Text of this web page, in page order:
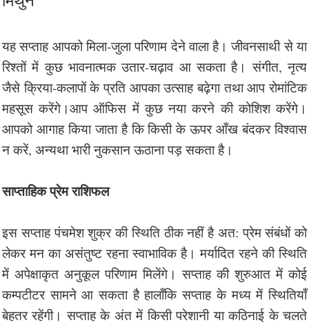
यह सप्ताह आपको मिला-जुला परिणाम देने वाला है। जीवनसाथी से या
रिश्तों में कुछ भावनात्मक उतार-चढ़ाव आ सकता है। संगीत, नृत्य
जैसे क्रिया-कलापों के प्रति आपका उत्साह बढ़ेगा तथा आप रोमांटिक
महसूस करेंगे।आप ऑफिस में कुछ नया करने की कोशिश करेंगे।
आपको आगाह किया जाता है कि किसी के ऊपर आँख बंदकर विश्वास
न करें, अन्यथा भारी नुकसान ऊठाना पड़ सकता है।
साप्ताहिक प्रेम राशिफल
इस सप्ताह पंचमेश शुक्र की स्थिति ठीक नहीं है अत: प्रेम संबंधों को
लेकर मन का असंतुष्ट रहना स्वाभाविक है। मर्यादित रहने की स्थिति
में अपेक्षाकृत अनुकूल परिणाम मिलेंगे। सप्ताह की शुरुआत में कोई
कम्पटीटर सामने आ सकता है हालाँकि सप्ताह के मध्य में स्थितियाँ
बेहतर रहेंगी। सप्ताह के अंत में किसी परेशानी या कठिनाई के चलते